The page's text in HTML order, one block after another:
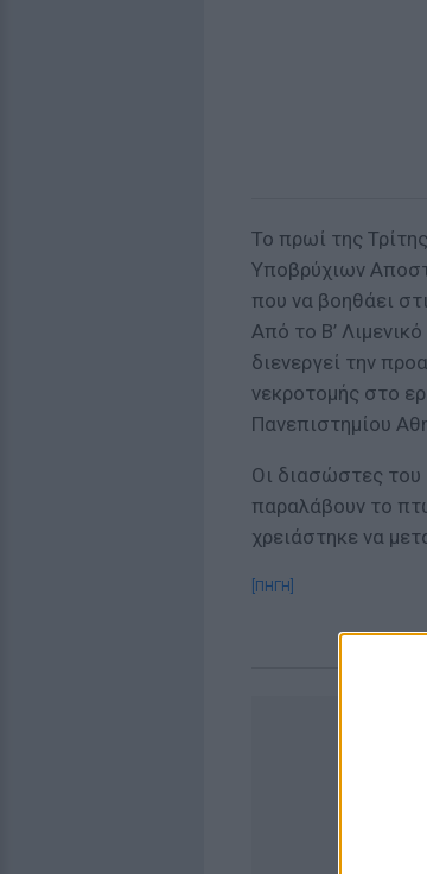
Το πρωί της
Υποβρύχιων
που να βοηθάει
Από το Β’
διενεργεί την
νεκροτομής στο
Πανεπιστημίου
Οι διασώστες του
παραλάβουν το
χρειάστηκε να
[ΠΗΓΗ]